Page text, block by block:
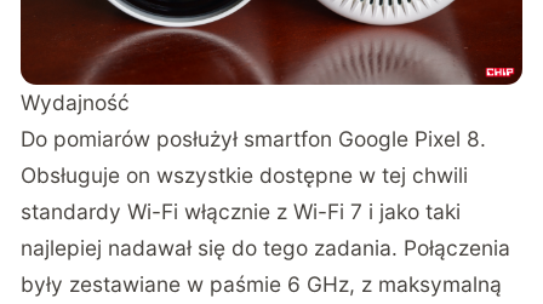
Wydajność
Do pomiarów posłużył smartfon Google Pixel 8.
Obsługuje on wszystkie dostępne w tej chwili
standardy Wi-Fi włącznie z Wi-Fi 7 i jako taki
najlepiej nadawał się do tego zadania. Połączenia
były zestawiane w paśmie 6 GHz, z maksymalną